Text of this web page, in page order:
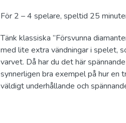
För 2 – 4 spelare, speltid 25
Tänk klassiska ”Försvunna
med lite extra vändningar i spelet,
varvet. Då har du det här
synnerligen bra exempel på hur
väldigt underhållande och